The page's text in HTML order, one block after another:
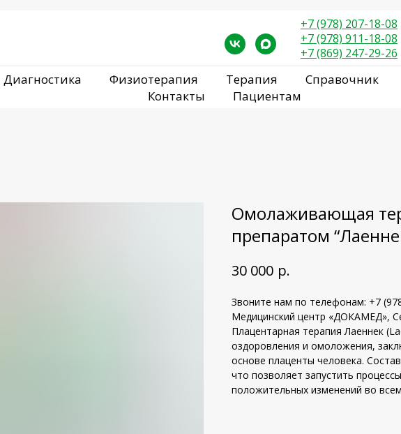
+7 (978) 207-18-08
+7 (978) 911-18-08
+7 (869) 247-29-26
Диагностика Физиотерапия Терапия Справочник
Контакты
Пациентам
Омолаживающая
препаратом
30 000 р.
Звоните нам по телефонам: +7
Медицинский центр «ДОКАМЕД»,
Плацентарная терапия Лаеннек
оздоровления и омоложения,
основе плаценты человека.
что позволяет запустить
положительных изменений во